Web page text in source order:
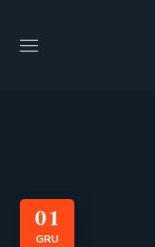
01
GRU